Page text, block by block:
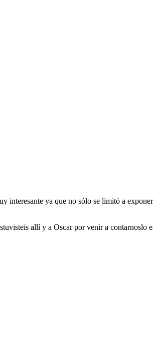
interesante ya que no sólo se limitó a
allí y a Oscar por venir a contarnoslo